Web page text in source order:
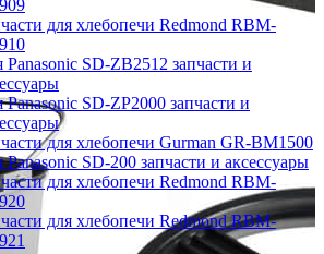
для хлебопечи Redmond RBM-
Panasonic SD-ZB2512 запчасти и
Panasonic SD-ZP2000 запчасти и
для хлебопечи Gurman GR-BM1500
Panasonic SD-200 запчасти и аксессуары
для хлебопечи Redmond RBM-
для хлебопечи Redmond RBM-